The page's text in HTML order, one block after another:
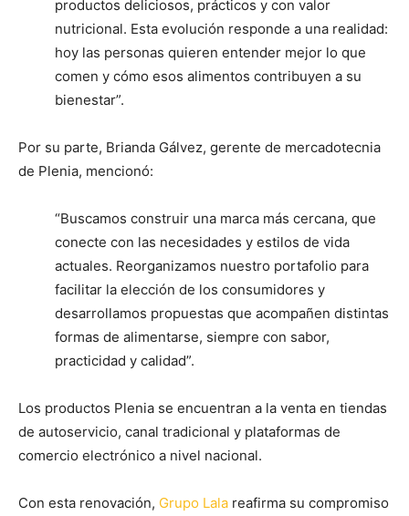
productos deliciosos, prácticos y con valor
nutricional. Esta evolución responde a una realidad:
hoy las personas quieren entender mejor lo que
comen y cómo esos alimentos contribuyen a su
bienestar”.
Por su parte, Brianda Gálvez, gerente de mercadotecnia
de Plenia, mencionó:
“Buscamos construir una marca más cercana, que
conecte con las necesidades y estilos de vida
actuales. Reorganizamos nuestro portafolio para
facilitar la elección de los consumidores y
desarrollamos propuestas que acompañen distintas
formas de alimentarse, siempre con sabor,
practicidad y calidad”.
Los productos Plenia se encuentran a la venta en tiendas
de autoservicio, canal tradicional y plataformas de
comercio electrónico a nivel nacional.
Con esta renovación, Grupo Lala reafirma su compromiso